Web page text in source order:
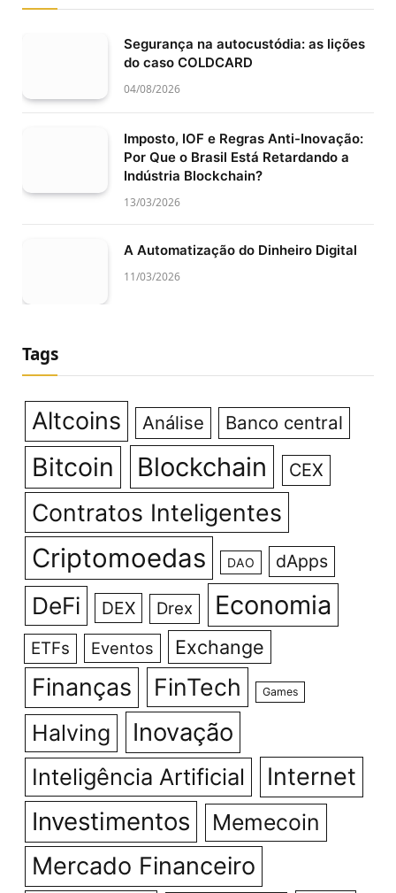
Segurança na autocustódia: as lições
do caso COLDCARD
04/08/2026
Imposto, IOF e Regras Anti-Inovação:
Por Que o Brasil Está Retardando a
Indústria Blockchain?
13/03/2026
A Automatização do Dinheiro Digital
11/03/2026
Tags
Altcoins Análise Banco central
Bitcoin Blockchain CEX
Contratos Inteligentes
Criptomoedas DAO dApps
DeFi DEX Drex Economia
ETFs Eventos Exchange
Finanças FinTech Games
Halving Inovação
Inteligência Artificial Internet
Investimentos Memecoin
Mercado Financeiro